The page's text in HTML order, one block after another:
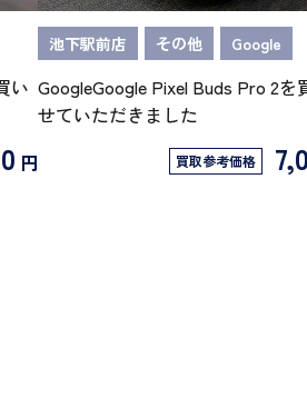
い
円
池下駅前店 その他 Google
GoogleGoogle Pixel Buds Pro 2を
せていただきました
買取参考価格